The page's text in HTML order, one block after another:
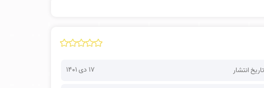
تاریخ انتشار ۱۷ دی ۱۴۰۱